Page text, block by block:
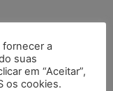
deputados
fornecer a
suas
em “Aceitar”,
os cookies.